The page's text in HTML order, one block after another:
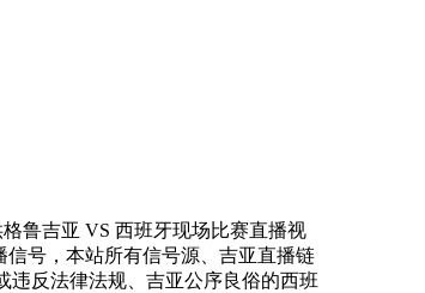
鲁吉亚 VS 西班牙现场比赛直播视
号，本站所有信号源、吉亚直播链
违反法律法规、吉亚公序良俗的西班